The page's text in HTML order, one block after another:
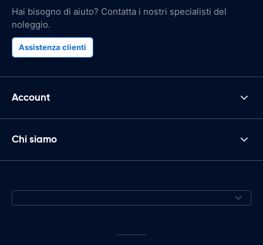
Hai bisogno di aiuto? Contatta i nostri specialisti del
noleggio.
Assistenza clienti
Account
Chi siamo